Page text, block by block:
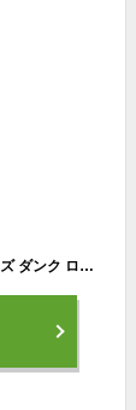
お得な割引クーポン発行中!!【送料無料 ナイキ ウィメンズ ダンク ロー】NIKE WMNS DUNK LOW white/photon dust-wht dd1503-103 スニーカー ホワイト フォントン ダスト レトロ